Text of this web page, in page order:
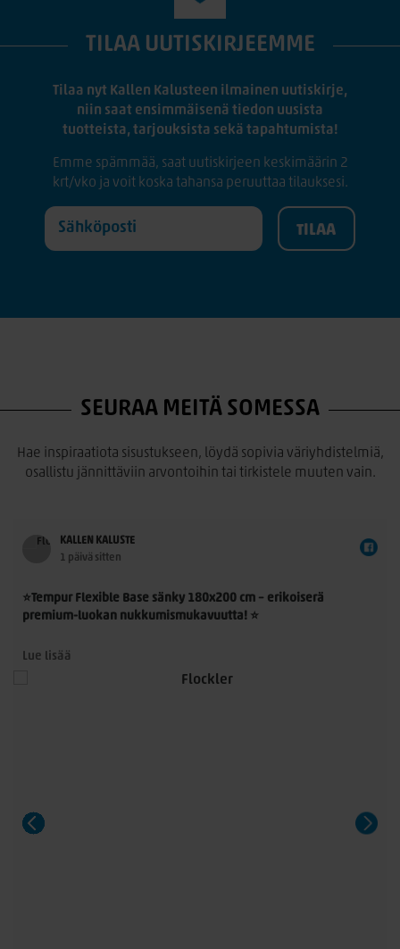
TILAA UUTISKIRJEEMME
Tilaa nyt Kallen Kalusteen ilmainen uutiskirje,
niin saat ensimmäisenä tiedon uusista
tuotteista, tarjouksista sekä tapahtumista!
Emme spämmää, saat uutiskirjeen keskimäärin 2
krt/vko ja voit koska tahansa peruuttaa tilauksesi.
SEURAA MEITÄ SOMESSA
Hae inspiraatiota sisustukseen, löydä sopivia väriyhdistelmiä,
osallistu jännittäviin arvontoihin tai tirkistele muuten vain.
KALLEN KALUSTE
1 päivä sitten
⭐Tempur Flexible Base sänky 180x200 cm – erikoiserä
premium-luokan nukkumismukavuutta! ⭐
Tempur Flexible Base 180x200 cm on laadukas
jenkkisänkykokonaisuus, jossa yhdistyvät TEMPUR®-
materiaalin ainutlaatuinen paineenpoisto, moderni muotoilu
lämmön ja muotojen mukaan. Patja vähentää painetta, tukee
selkärankaa ergonomisesti ja auttaa vähentämään yön
Lue lisää